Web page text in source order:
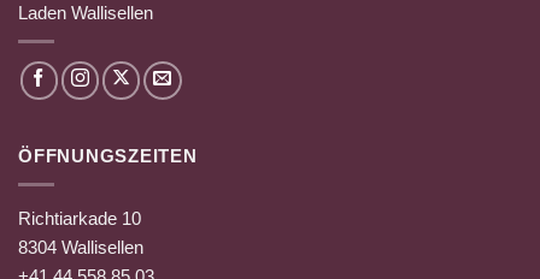
Laden Wallisellen
ÖFFNUNGSZEITEN
Richtiarkade 10
8304 Wallisellen